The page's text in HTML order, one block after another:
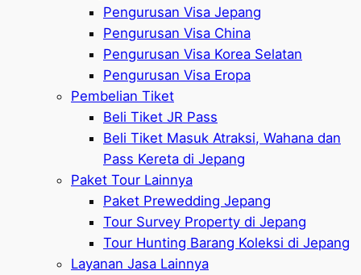
Pengurusan Visa Jepang
Pengurusan Visa China
Pengurusan Visa Korea Selatan
Pengurusan Visa Eropa
Pembelian Tiket
Beli Tiket JR Pass
Beli Tiket Masuk Atraksi, Wahana dan
Pass Kereta di Jepang
Paket Tour Lainnya
Paket Prewedding Jepang
Tour Survey Property di Jepang
Tour Hunting Barang Koleksi di Jepang
Layanan Jasa Lainnya